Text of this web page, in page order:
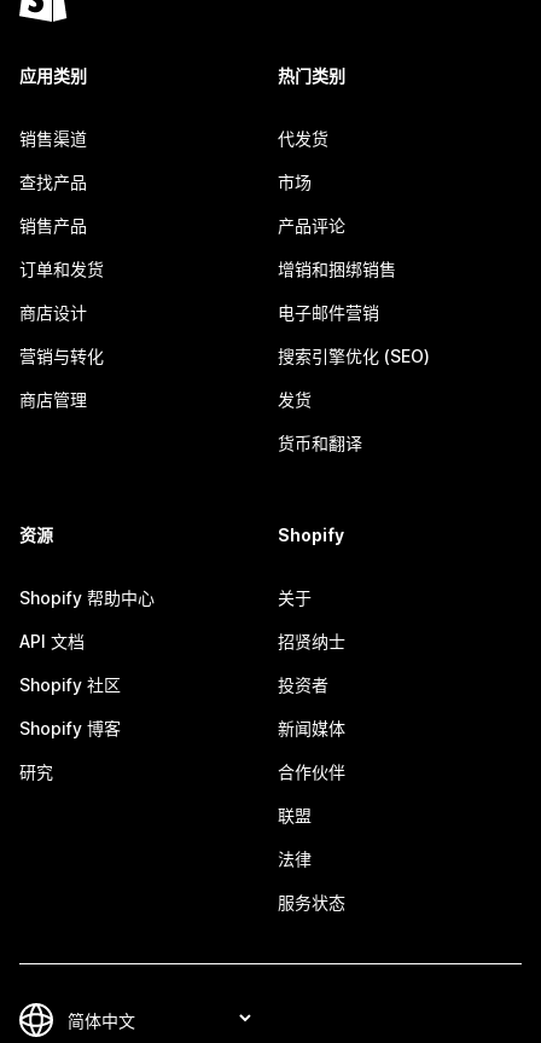
应用类别
销售渠道
查找产品
销售产品
订单和发货
商店设计
营销与转化
商店管理
热门类别
代发货
市场
产品评论
增销和捆绑销售
电子邮件营销
搜索引擎优化 (SEO)
发货
货币和翻译
资源
Shopify 帮助中心
API 文档
Shopify 社区
Shopify 博客
研究
Shopify
关于
招贤纳士
投资者
新闻媒体
合作伙伴
联盟
法律
服务状态